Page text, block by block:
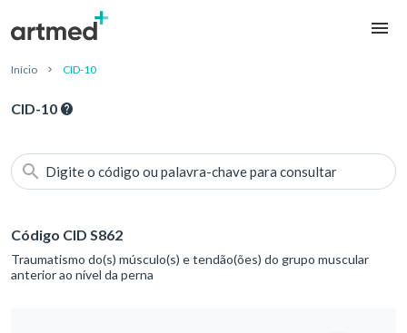
Início CID-10
CID-10
Digite o código ou palavra-chave para consultar
Código CID S862
Traumatismo do(s) músculo(s) e tendão(ões) do grupo muscular
anterior ao nível da perna